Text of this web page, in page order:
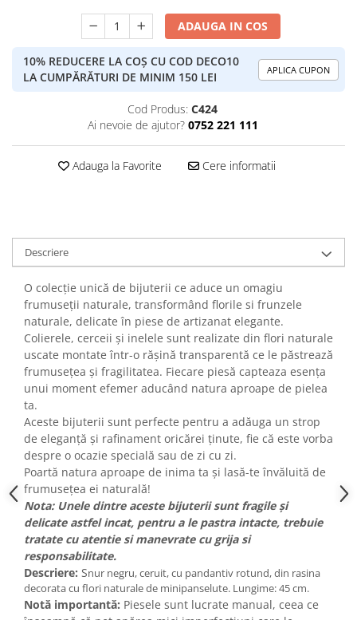
ADAUGA IN COS
10% REDUCERE LA COȘ CU COD DECO10
LA CUMPĂRĂTURI DE MINIM 150 LEI
APLICA CUPON
Cod Produs: C424
Ai nevoie de ajutor? 0752 221 111
Adauga la Favorite Cere informatii
Descriere
O colecție unică de bijuterii ce aduce un omagiu
frumuseții naturale, transformând florile si frunzele
naturale, delicate în piese de artizanat elegante.
Colierele, cerceii și inelele sunt realizate din flori naturale
uscate montate într-o rășină transparentă ce le păstrează
frumusețea și fragilitatea. Fiecare piesă capteaza esența
unui moment efemer aducând natura aproape de pielea
ta.
Aceste bijuterii sunt perfecte pentru a adăuga un strop
de eleganță și rafinament oricărei ținute, fie că este vorba
despre o ocazie specială sau de zi cu zi.
Poartă natura aproape de inima ta și lasă-te învăluită de
frumusețea ei naturală!
Nota: Unele dintre aceste bijuterii sunt fragile și
delicate astfel incat, pentru a le pastra intacte, trebuie
tratate cu atentie si manevrate cu grija si
responsabilitate.
Descriere: Snur negru, ceruit, cu pandantiv rotund, din rasina
decorata cu flori naturale de minipanselute. Lungime: 45 cm.
Notă importantă: Piesele sunt lucrate manual, ceea ce